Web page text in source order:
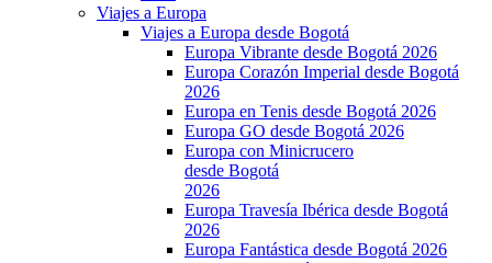
Viajes a Europa
Viajes a Europa desde Bogotá
Europa Vibrante desde Bogotá 2026
Europa Corazón Imperial desde Bogotá
2026
Europa en Tenis desde Bogotá 2026
Europa GO desde Bogotá 2026
Europa con Minicrucero
desde Bogotá
2026
Europa Travesía Ibérica desde Bogotá
2026
Europa Fantástica desde Bogotá 2026